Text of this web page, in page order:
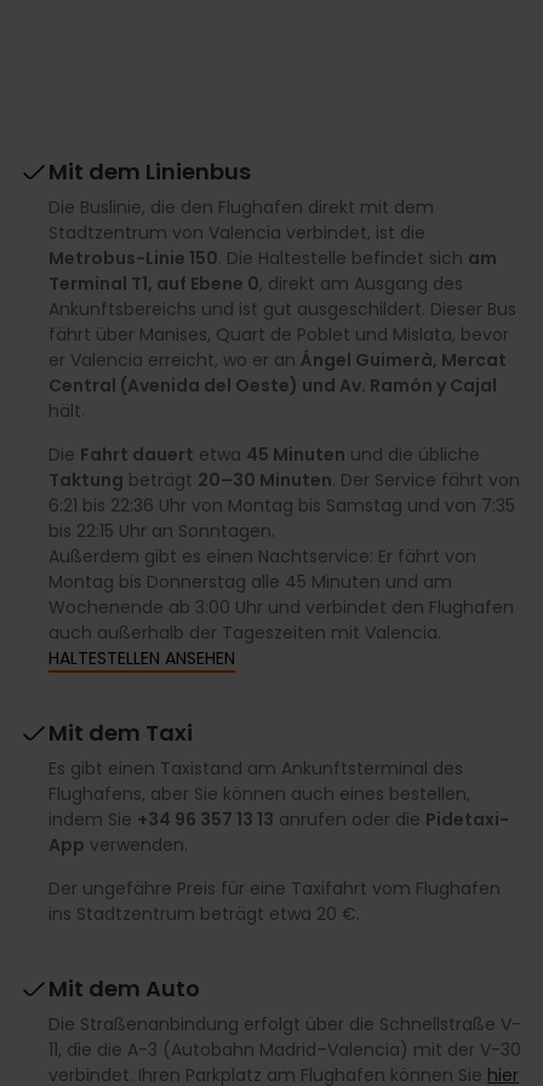
Mit dem Linienbus
Die Buslinie, die den Flughafen direkt mit dem
Stadtzentrum von Valencia verbindet, ist die
Metrobus-Linie 150. Die Haltestelle befindet sich am
Terminal T1, auf Ebene 0, direkt am Ausgang des
Ankunftsbereichs und ist gut ausgeschildert. Dieser Bus
fährt über Manises, Quart de Poblet und Mislata, bevor
er Valencia erreicht, wo er an Ángel Guimerà, Mercat
Central (Avenida del Oeste) und Av. Ramón y Cajal
hält.
Die Fahrt dauert etwa 45 Minuten und die übliche
Taktung beträgt 20–30 Minuten. Der Service fährt von
6:21 bis 22:36 Uhr von Montag bis Samstag und von 7:35
bis 22:15 Uhr an Sonntagen.
Außerdem gibt es einen Nachtservice: Er fährt von
Montag bis Donnerstag alle 45 Minuten und am
Wochenende ab 3:00 Uhr und verbindet den Flughafen
auch außerhalb der Tageszeiten mit Valencia.
HALTESTELLEN ANSEHEN
Mit dem Taxi
Es gibt einen Taxistand am Ankunftsterminal des
Flughafens, aber Sie können auch eines bestellen,
indem Sie +34 96 357 13 13 anrufen oder die Pidetaxi-
App verwenden.
Der ungefähre Preis für eine Taxifahrt vom Flughafen
ins Stadtzentrum beträgt etwa 20 €.
Mit dem Auto
Die Straßenanbindung erfolgt über die Schnellstraße V-
11, die die A-3 (Autobahn Madrid–Valencia) mit der V-30
verbindet. Ihren Parkplatz am Flughafen können Sie hier